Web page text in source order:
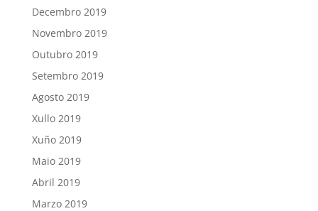
Decembro 2019
Novembro 2019
Outubro 2019
Setembro 2019
Agosto 2019
Xullo 2019
Xuño 2019
Maio 2019
Abril 2019
Marzo 2019